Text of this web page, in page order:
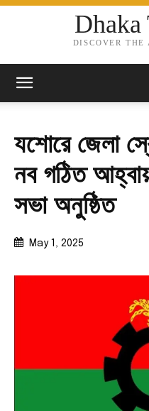
Dhaka
DISCOVER THE
যশোরে জেলা
নব গঠিত
সভা অনুষ্ঠিত
May 1, 2025